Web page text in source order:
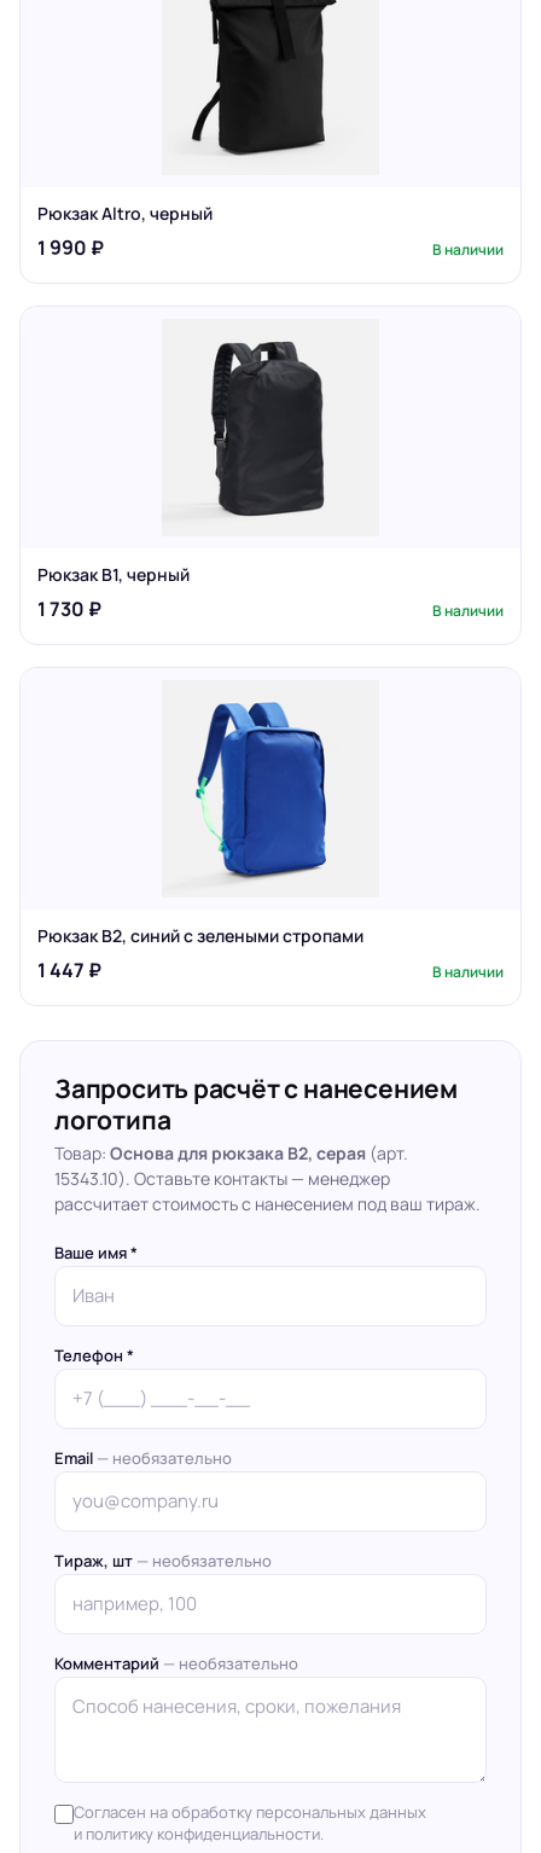
Рюкзак Altro, черный
1 990 ₽ В наличии
Рюкзак B1, черный
1 730 ₽ В наличии
Рюкзак B2, синий с зелеными стропами
1 447 ₽ В наличии
Запросить расчёт с нанесением
логотипа
Товар: Основа для рюкзака B2, серая (арт.
15343.10). Оставьте контакты — менеджер
рассчитает стоимость с нанесением под ваш тираж.
Ваше имя *
Телефон *
Email — необязательно
Тираж, шт — необязательно
Комментарий — необязательно
Согласен на обработку персональных данных
и политику конфиденциальности.